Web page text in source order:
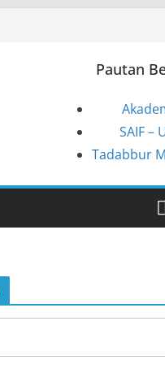
Pautan
SAIF –
Tadabbur